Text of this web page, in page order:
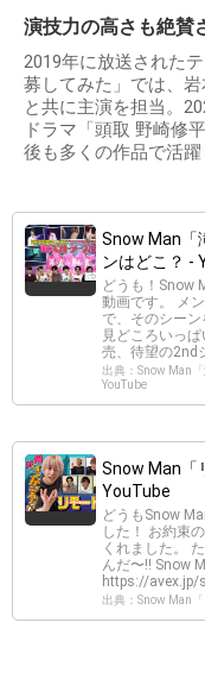
演技力の高さも絶賛
2019年に放送された
募してみた」では、
と共に主演を担当。
ドラマ「頭取 野崎修
後も多くの作品で活躍
Snow Man「
ンはどこ？ -
どうも！Snow
動画です。 メ
で、そのシー
見どころいっ
売、待望の2nd
出典：Snow Man
YouTube
Snow Man「
YouTube
どうもSnow
した！ お約束
くれました。
んだ〜!! Snow
https://avex.jp/
出典：Snow Man